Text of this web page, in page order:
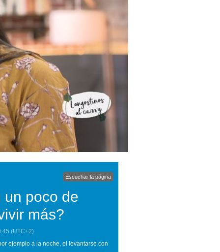
Escuchar la página
un poco de
más?
(UTC+2)
ejemplo a la noche, el levantarse con